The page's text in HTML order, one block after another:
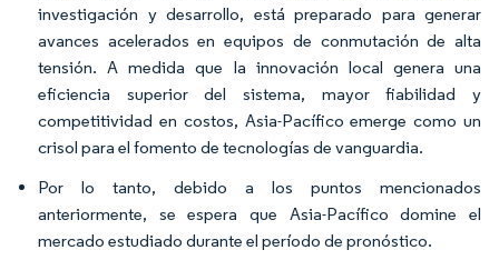
investigación y desarrollo, está preparado para generar
avances acelerados en equipos de conmutación de alta
tensión. A medida que la innovación local genera una
eficiencia superior del sistema, mayor fiabilidad y
competitividad en costos, Asia-Pacífico emerge como un
crisol para el fomento de tecnologías de vanguardia.
Por lo tanto, debido a los puntos mencionados
anteriormente, se espera que Asia-Pacífico domine el
mercado estudiado durante el período de pronóstico.